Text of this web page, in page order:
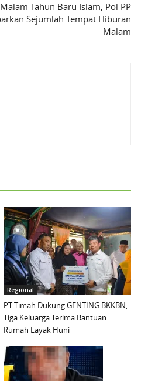
Tahun Baru Islam, Pol PP
Sejumlah Tempat Hiburan
Malam
Regional
PT Timah Dukung GENTING BKKBN,
Tiga Keluarga Terima Bantuan
Rumah Layak Huni